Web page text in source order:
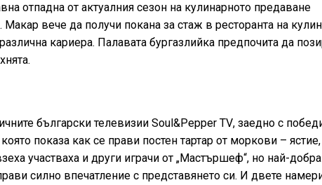
отпадна от актуалния сезон на кулинарното предаване
Макар вече да получи покана за стаж в ресторанта на
кариера. Палавата бургазлийка предпочита да
български телевизии Soul&Pepper TV, заедно с
показа как се прави постен тартар от моркови –
участваха и други играчи от „Мастършеф“, но най-
силно впечатление с представянето си. И двете